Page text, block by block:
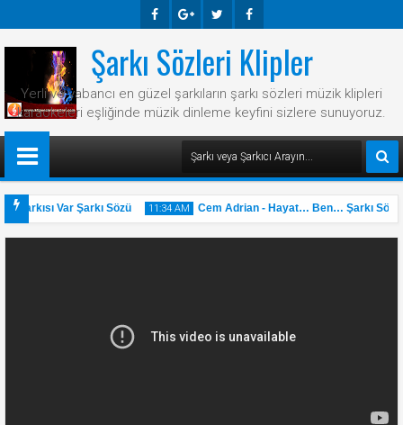
Ook E-
Plus
R Ook
Şarkı Sözleri Klipler
Yerli ve yabancı en güzel şarkıların şarkı sözleri müzik klipleri
karaokeleri eşliğinde müzik dinleme keyfini sizlere sunuyoruz.
Var Şarkı Sözü 11:34 AM
31 May
2025
Cem Adrian - Hayat… Ben… Şarkı Sözü